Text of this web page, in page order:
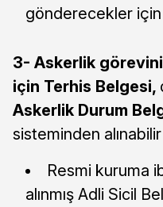
gönderecekler
3- Askerlik
için Terhis Belgesi,
Askerlik Durum
sisteminden alınabilir
Resmi kuruma
alınmış Adli Sicil